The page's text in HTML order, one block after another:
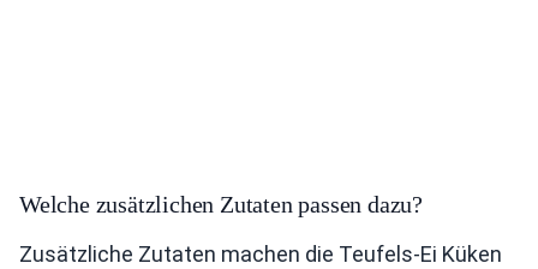
Welche zusätzlichen Zutaten passen dazu?
Zusätzliche Zutaten machen die Teufels-Ei Küken